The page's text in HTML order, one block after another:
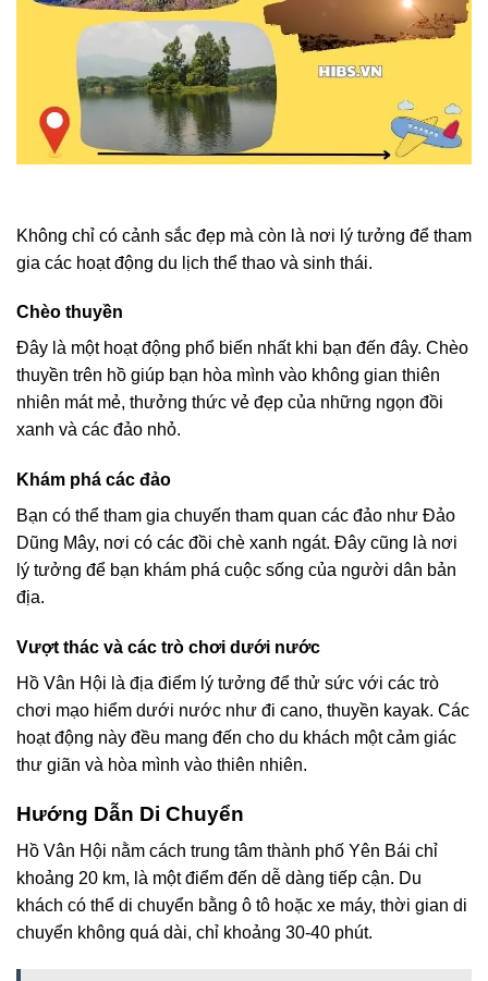
Không chỉ có cảnh sắc đẹp mà còn là nơi lý tưởng để tham
gia các hoạt động du lịch thể thao và sinh thái.
Chèo thuyền
Đây là một hoạt động phổ biến nhất khi bạn đến đây. Chèo
thuyền trên hồ giúp bạn hòa mình vào không gian thiên
nhiên mát mẻ, thưởng thức vẻ đẹp của những ngọn đồi
xanh và các đảo nhỏ.
Khám phá các đảo
Bạn có thể tham gia chuyến tham quan các đảo như Đảo
Dũng Mây, nơi có các đồi chè xanh ngát. Đây cũng là nơi
lý tưởng để bạn khám phá cuộc sống của người dân bản
địa.
Vượt thác và các trò chơi dưới nước
Hồ Vân Hội là địa điểm lý tưởng để thử sức với các trò
chơi mạo hiểm dưới nước như đi cano, thuyền kayak. Các
hoạt động này đều mang đến cho du khách một cảm giác
thư giãn và hòa mình vào thiên nhiên.
Hướng Dẫn Di Chuyển
Hồ Vân Hội nằm cách trung tâm thành phố Yên Bái chỉ
khoảng 20 km, là một điểm đến dễ dàng tiếp cận. Du
khách có thể di chuyển bằng ô tô hoặc xe máy, thời gian di
chuyển không quá dài, chỉ khoảng 30-40 phút.